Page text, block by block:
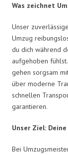
Was zeichnet
Unser
Umzug
du dich während
aufgehoben
gehen sorgsam
über moderne
schnellen
garantieren.
Unser Ziel:
Bei